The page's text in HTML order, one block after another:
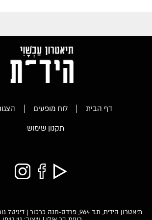
דף הבית לוח מופעים
תקנון שימוש
תיאטרון הידית, ת.ד 964, פרדס-חנה כרכור | דיגיטל